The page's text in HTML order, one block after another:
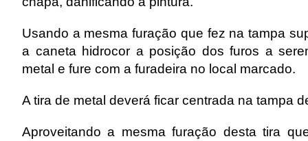
Usando a mesma furação que fez na tampa
a caneta hidrocor a posição dos furos a
metal e fure com a furadeira no local marcado.
A tira de metal deverá ficar centrada na tampa
Aproveitando a mesma furação desta tira